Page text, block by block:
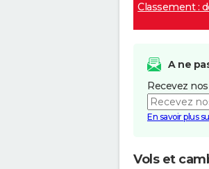
Classement :
A ne
Recevez
En savoir plus
Vols et